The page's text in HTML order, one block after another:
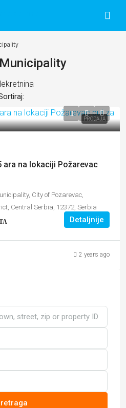
PRODAJA
ara na lokaciji Požarevac
City of Pozarevac,
Central Serbia, 12372, Serbia
Detaljnije
2 years ago